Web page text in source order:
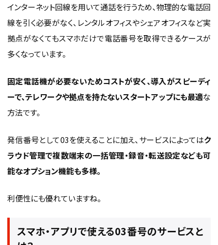
インターネット回線を用いて通話を行うため、物理的な電話回
線を引く必要がなく、レンタルオフィスやシェアオフィスなど実
拠点がなくてもスマホだけで電話番号を取得できるケースが
多くなっています。
固定電話機が必要ないためコストが安く、導入がスピーディ
ーで、テレワークや拠点を持たないスタートアップにも最適な
方法です。
発信番号として03を使えることに加え、サービスによってはク
ラウド管理で複数端末の一括管理・録音・転送設定なども可
能なオプション機能も多様。
利便性にも優れていますね。
スマホ・アプリで使える03番号のサービスと